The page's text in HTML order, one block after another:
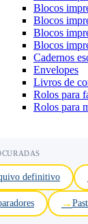
Blocos
Blocos
Blocos
Blocos
Cadernos
Envelopes
Livros de
Rolos para
Rolos para
definitivo